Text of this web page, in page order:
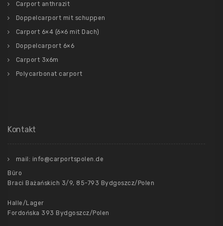
Carport anthrazit
Doppelcarport mit schuppen
Carport 6×4 (6×6 mit Dach)
Doppelcarport 6×6
Carport 3x6m
Polycarbonat carport
Kontakt
mail: info@carportspolen.de
Büro
Braci Bażańskich 3/9, 85-793 Bydgoszcz/Polen
Halle/Lager
Fordońska 393 Bydgoszcz/Polen